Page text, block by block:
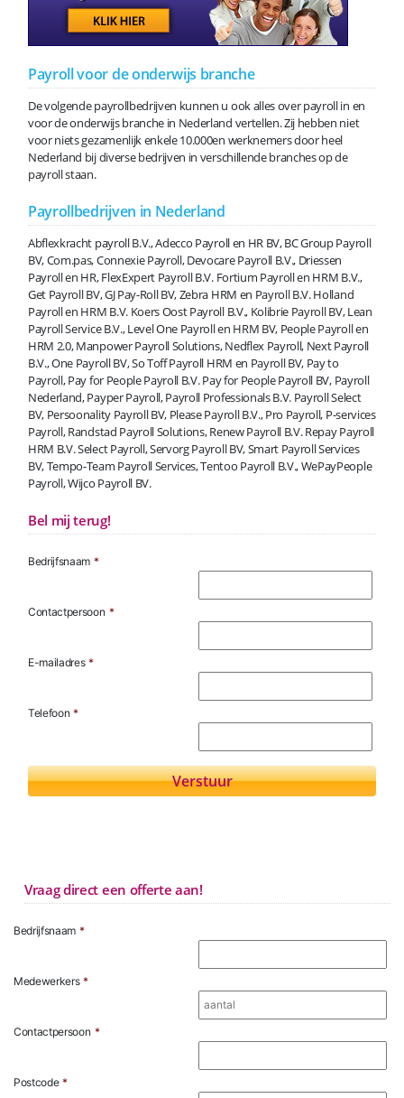
Payroll voor de onderwijs branche
De volgende payrollbedrijven kunnen u ook alles over payroll in en
voor de onderwijs branche in Nederland vertellen. Zij hebben niet
voor niets gezamenlijk enkele 10.000en werknemers door heel
Nederland bij diverse bedrijven in verschillende branches op de
payroll staan.
Payrollbedrijven in Nederland
Abflexkracht payroll B.V., Adecco Payroll en HR BV, BC Group Payroll
BV, Com.pas, Connexie Payroll, Devocare Payroll B.V., Driessen
Payroll en HR, FlexExpert Payroll B.V. Fortium Payroll en HRM B.V.,
Get Payroll BV, GJ Pay-Roll BV, Zebra HRM en Payroll B.V. Holland
Payroll en HRM B.V. Koers Oost Payroll B.V., Kolibrie Payroll BV, Lean
Payroll Service B.V., Level One Payroll en HRM BV, People Payroll en
HRM 2.0, Manpower Payroll Solutions, Nedflex Payroll, Next Payroll
B.V., One Payroll BV, So Toff Payroll HRM en Payroll BV, Pay to
Payroll, Pay for People Payroll B.V. Pay for People Payroll BV, Payroll
Nederland, Payper Payroll, Payroll Professionals B.V. Payroll Select
BV, Persoonality Payroll BV, Please Payroll B.V., Pro Payroll, P-services
Payroll, Randstad Payroll Solutions, Renew Payroll B.V. Repay Payroll
HRM B.V. Select Payroll, Servorg Payroll BV, Smart Payroll Services
BV, Tempo-Team Payroll Services, Tentoo Payroll B.V., WePayPeople
Payroll, Wijco Payroll BV.
Bel mij terug!
Bedrijfsnaam *
Contactpersoon *
E-mailadres *
Telefoon *
Vraag direct een offerte aan!
Bedrijfsnaam *
Medewerkers *
Contactpersoon *
Postcode *